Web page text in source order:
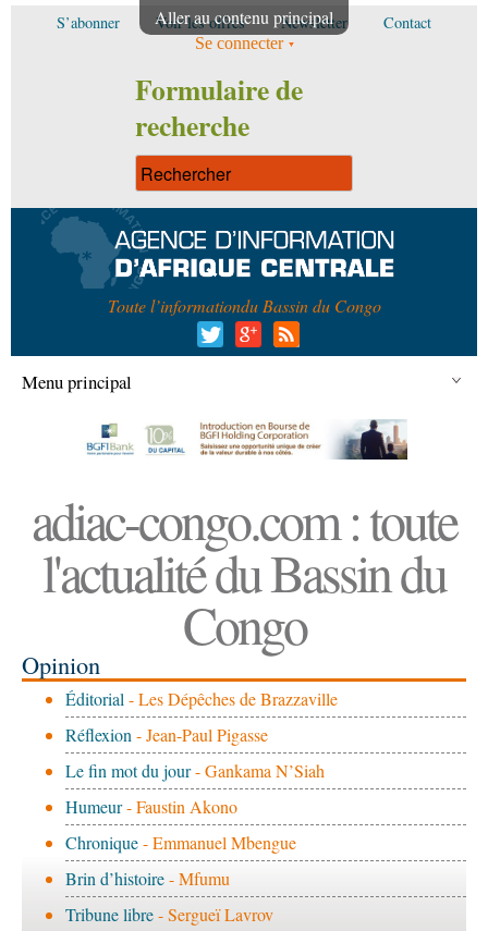
Aller au contenu principal
S’abonner Voir les offres Newsletter Contact
Se connecter
Formulaire de
recherche
Toute l’informationdu Bassin du Congo
Menu principal
adiac-congo.com : toute
l'actualité du Bassin du
Congo
Opinion
Éditorial- Les Dépêches de Brazzaville
Réflexion- Jean-Paul Pigasse
Le fin mot du jour- Gankama N’Siah
Humeur- Faustin Akono
Chronique- Emmanuel Mbengue
Brin d’histoire- Mfumu
Tribune libre- Sergueï Lavrov